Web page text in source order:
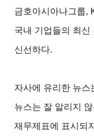
금호아시아나그룹,
국내 기업들의 최신
신선하다.
자사에 유리한 뉴
뉴스는 잘 알리지
재무제표에 표시되